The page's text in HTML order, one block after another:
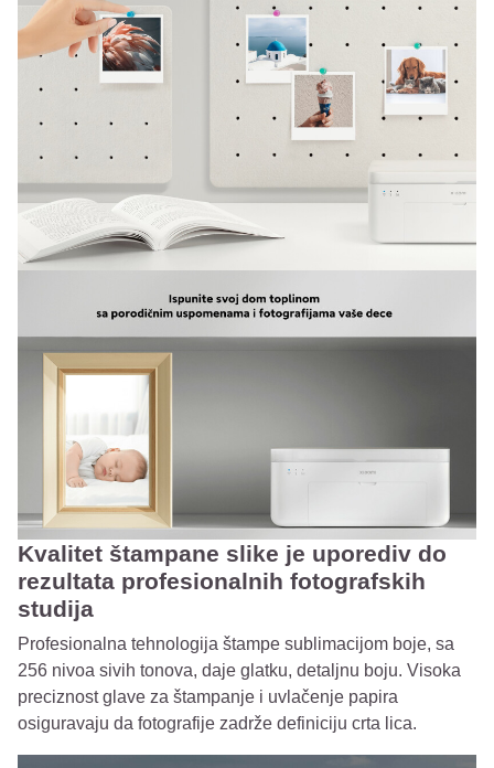
Kvalitet štampane slike je uporediv do
rezultata profesionalnih fotografskih
studija
Profesionalna tehnologija štampe sublimacijom boje, sa
256 nivoa sivih tonova, daje glatku, detaljnu boju. Visoka
preciznost glave za štampanje i uvlačenje papira
osiguravaju da fotografije zadrže definiciju crta lica.